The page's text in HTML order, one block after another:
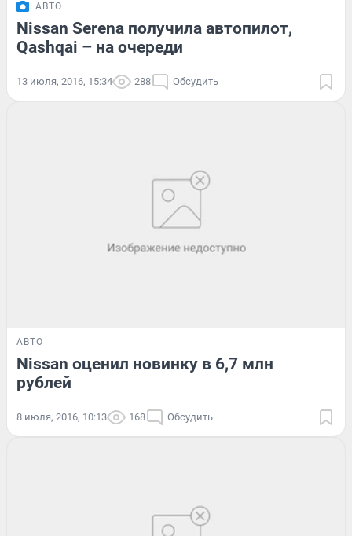
АВТО
Nissan Serena получила автопилот,
Qashqai – на очереди
13 июля, 2016, 15:34 288 Обсудить
АВТО
Nissan оценил новинку в 6,7 млн
рублей
8 июля, 2016, 10:13 168 Обсудить